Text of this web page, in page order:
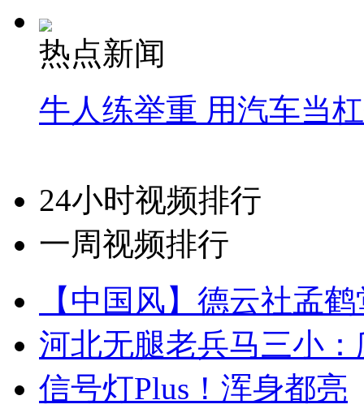
热点新闻
牛人练举重 用汽车当
24小时视频排行
一周视频排行
【中国风】德云社孟
河北无腿老兵马三小
信号灯Plus！浑身都亮